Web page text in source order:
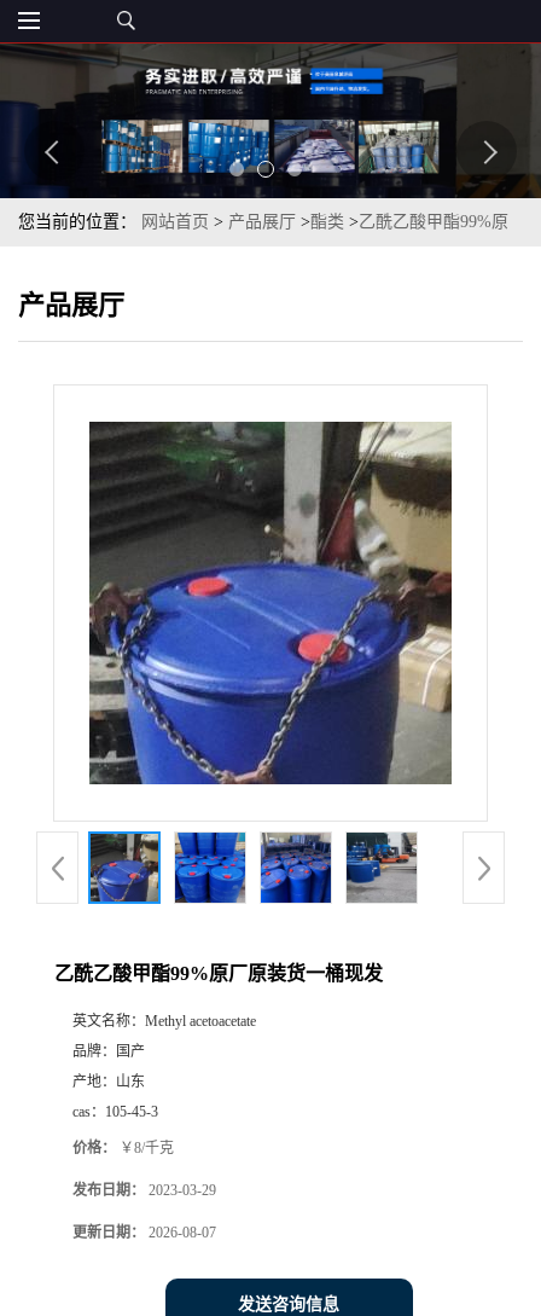
您当前的位置： 网站首页 > 产品展厅 >酯类 >乙酰乙酸甲酯99%原
产品展厅
乙酰乙酸甲酯99%原厂原装货一桶现发
英文名称： Methyl acetoacetate
品牌：
国产
产地： 山东
cas： 105-45-3
价格： ￥8/千克
发布日期： 2023-03-29
更新日期： 2026-08-07
发送咨询信息